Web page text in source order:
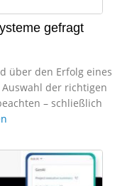
gefragt
über den Erfolg eines
der richtigen
– schließlich